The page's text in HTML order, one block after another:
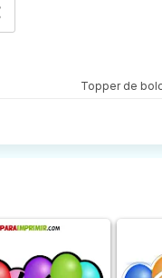
Topper de